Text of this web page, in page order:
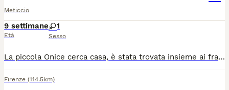
Meticcio
9 settimane
Età
1
Sesso
La piccola Onice cerca casa, è stata trovata insieme ai fratelli a 15 giorni di vita ed è stata allattata da una volontaria. Adesso ha circa due mesi, sverminata e con antiparassitario, super vivace e giocherellona, verrà affidata previo COMPILAZIONE DEL QUESTIONARIO CONOSCITIVO E CONTROLLI PRE E POST AFFIDO a casa vostra da parte di un volontario si trova a Monte Argentario ma possiamo portarla a Firenze per info 328 903 8326
Firenze (114.5km)